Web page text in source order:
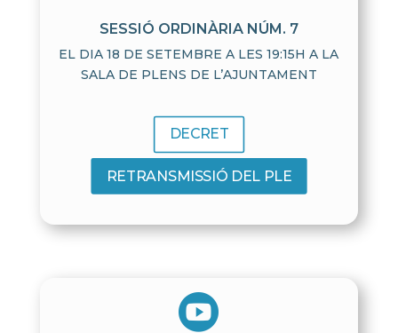
SESSIÓ ORDINÀRIA NÚM. 7
EL DIA 18 DE SETEMBRE A LES 19:15H A LA
SALA DE PLENS DE L’AJUNTAMENT
DECRET
RETRANSMISSIÓ DEL PLE
